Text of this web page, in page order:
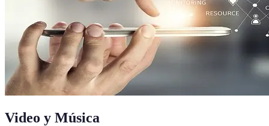
Video y Música